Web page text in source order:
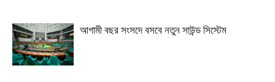
আগামী বছর সংসদে বসবে নতুন সাউন্ড সিস্টেম